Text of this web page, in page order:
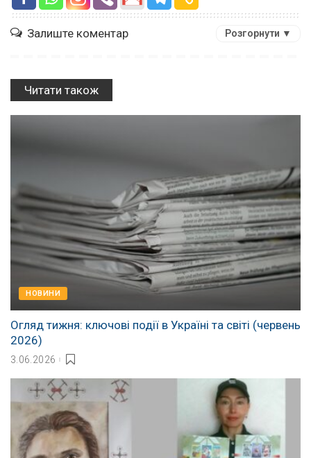
Залиште коментар Розгорнути ▼
Читати також
НОВИНИ
Огляд тижня: ключові події в Україні та світі (червень
2026)
3.06.2026